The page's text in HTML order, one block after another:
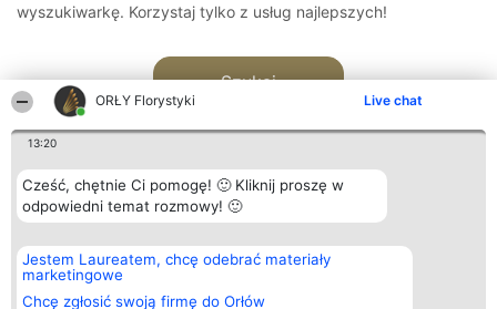
ORŁY Florystyki Live chat
13:20
Cześć, chętnie Ci pomogę! 🙂 Kliknij proszę w
odpowiedni temat rozmowy! 🙂
Jestem Laureatem, chcę odebrać materiały
marketingowe
Chcę zgłosić swoją firmę do Orłów
wyszukiwarkę. Korzystaj tylko z usług najlepszych!
Szukaj
Organizator plebiscytu
Bright Side Solutions sp. z o.
o. sp. k.
ul. Ruska 22
Plebiscyt
Laureaci
wszystkich
Kontakt
Kontakt